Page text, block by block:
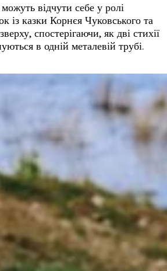
відчути себе у ролі
із казки Корнєя Чуковського та
спостерігаючи, як дві стихії
в одній металевій трубі.